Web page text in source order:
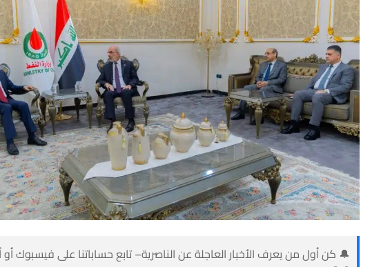
🔔 كن أول من يعرف الأخبار العاجلة عن الناصرية– تابع حساباتنا على فيسبوك